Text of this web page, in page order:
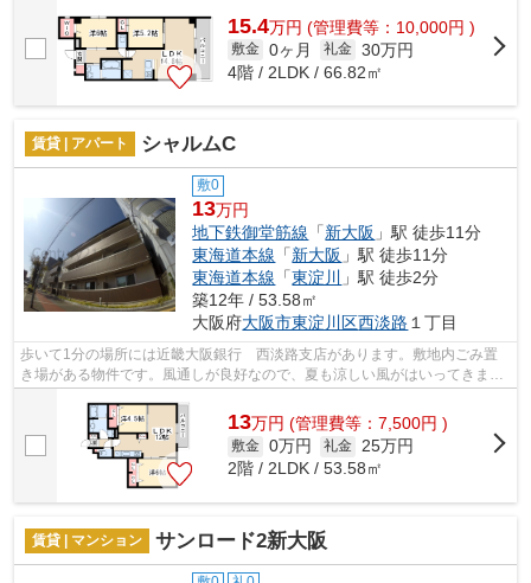
15.4万円 (管理費等：10,000円 )
敷金 0ヶ月 礼金 30万円
4階 / 2LDK / 66.82㎡
賃貸 | アパート シャルムC
敷0
13万円
地下鉄御堂筋線 「新大阪 」駅 徒歩11分
東海道本線 「新大阪 」駅 徒歩11分
東海道本線 「東淀川
」駅 徒歩2分
築12年 / 53.58㎡
大阪府大阪市東淀川区西淡路 １丁目
歩いて1分の場所には近畿大阪銀行 西淡路支店があります。敷地内ごみ置
き場がある物件です。風通しが良好なので、夏も涼しい風がはいってきま
す。こちらの物件はアパートです。できる...
13万円 (管理費等：7,500円 )
敷金 0万円 礼金 25万円
2階 / 2LDK / 53.58㎡
賃貸 | マンション サンロード2新大阪